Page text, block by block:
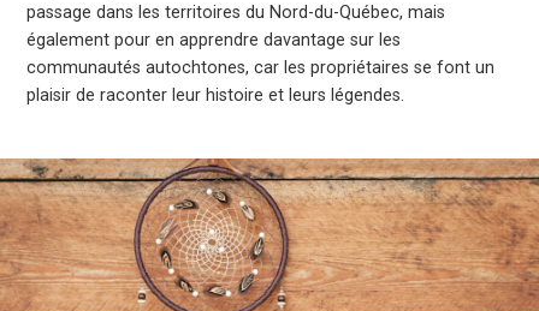
passage dans les territoires du Nord-du-Québec, mais
également pour en apprendre davantage sur les
communautés autochtones, car les propriétaires se font un
plaisir de raconter leur histoire et leurs légendes.